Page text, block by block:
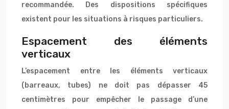
recommandée. Des dispositions spécifiques
existent pour les situations à risques particuliers.
Espacement des éléments
verticaux
L’espacement entre les éléments verticaux
(barreaux, tubes) ne doit pas dépasser 45
centimètres pour empêcher le passage d’une